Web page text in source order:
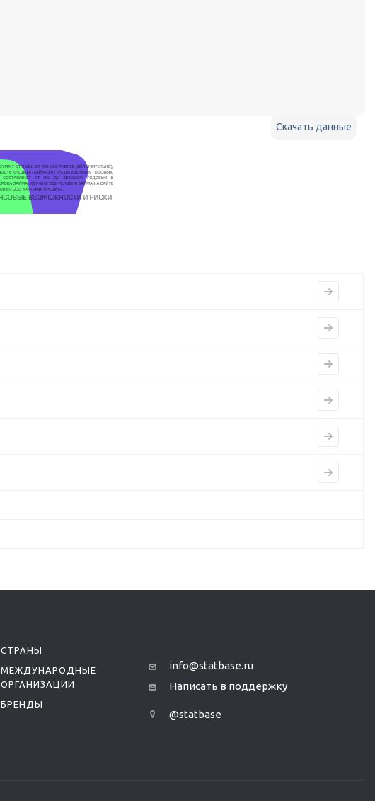
Скачать данные
СТРАНЫ
МЕЖДУНАРОДНЫЕ
ОРГАНИЗАЦИИ
БРЕНДЫ
info@statbase.ru
Написать в поддержку
@statbase